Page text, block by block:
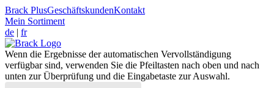
Brack PlusGeschäftskundenKontakt
Mein Sortiment
de | fr
Wenn die Ergebnisse der automatischen Vervollständigung
verfügbar sind, verwenden Sie die Pfeiltasten nach oben und nach
unten zur Überprüfung und die Eingabetaste zur Auswahl.